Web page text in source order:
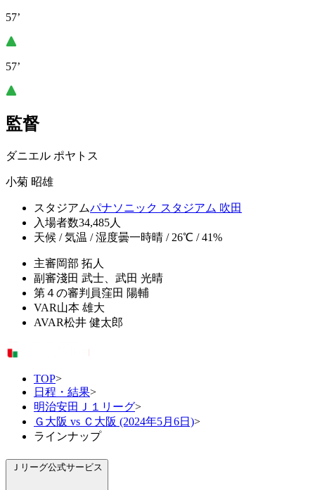
57’
57’
監督
ダニエル ポヤトス
小菊 昭雄
スタジアムパナソニック スタジアム 吹田
入場者数34,485人
天候 / 気温 / 湿度曇一時晴 / 26℃ / 41%
主審岡部 拓人
副審淺田 武士、武田 光晴
第４の審判員窪田 陽輔
VAR山本 雄大
AVAR松井 健太郎
TOP>
日程・結果>
明治安田Ｊ１リーグ>
Ｇ大阪 vs Ｃ大阪 (2024年5月6日)>
ラインナップ
Ｊリーグ公式サービス